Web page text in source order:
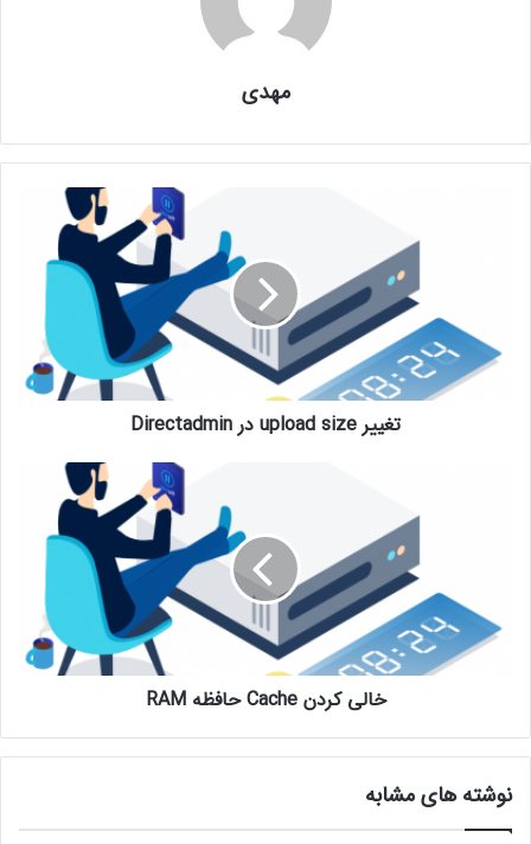
مهدی
تغییر upload size در Directadmin
خالی کردن Cache حافظه RAM
نوشته های مشابه